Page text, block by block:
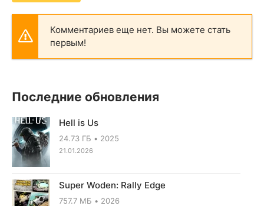
Комментариев еще нет. Вы можете стать
первым!
Последние обновления
Hell is Us
24.73 ГБ 2025
21.01.2026
Super Woden: Rally Edge
757.7 МБ 2026